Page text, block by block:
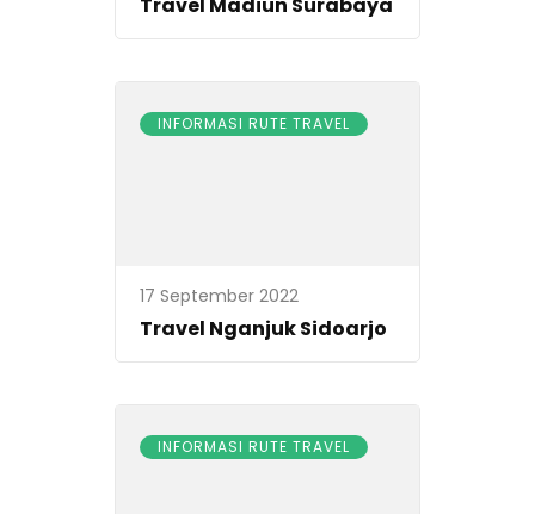
INFORMASI RUTE TRAVEL
17 September 2022
Travel Nganjuk Sidoarjo
INFORMASI RUTE TRAVEL